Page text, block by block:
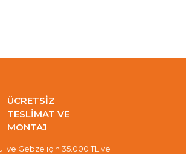
ÜCRETSİZ
TESLİMAT VE
MONTAJ
ve Gebze için 35.000 TL ve